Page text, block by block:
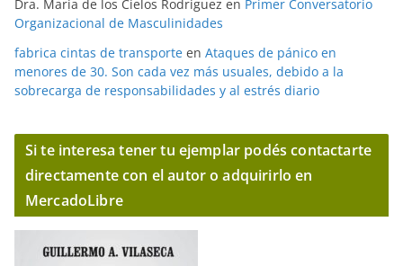
Dra. Maria de los Cielos Rodriguez en Primer Conversatorio
Organizacional de Masculinidades
fabrica cintas de transporte en Ataques de pánico en
menores de 30. Son cada vez más usuales, debido a la
sobrecarga de responsabilidades y al estrés diario
Si te interesa tener tu ejemplar podés contactarte
directamente con el autor o adquirirlo en
MercadoLibre